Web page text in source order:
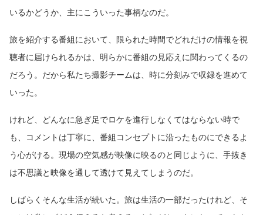
いるかどうか、主にこういった事柄なのだ。
旅を紹介する番組において、限られた時間でどれだけの情報を視
聴者に届けられるかは、明らかに番組の見応えに関わってくるの
だろう。だから私たち撮影チームは、時に分刻みで収録を進めて
いった。
けれど、どんなに急ぎ足でロケを進行しなくてはならない時で
も、コメントは丁寧に、番組コンセプトに沿ったものにできるよ
う心がける。現場の空気感が映像に映るのと同じように、手抜き
は不思議と映像を通して透けて見えてしまうのだ。
しばらくそんな生活が続いた。旅は生活の一部だったけれど、そ